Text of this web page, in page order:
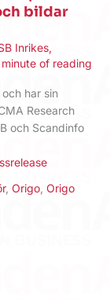
bildar
Inrikes,
minute of reading
har sin
Research
och Scandinfo
, Origo Origo